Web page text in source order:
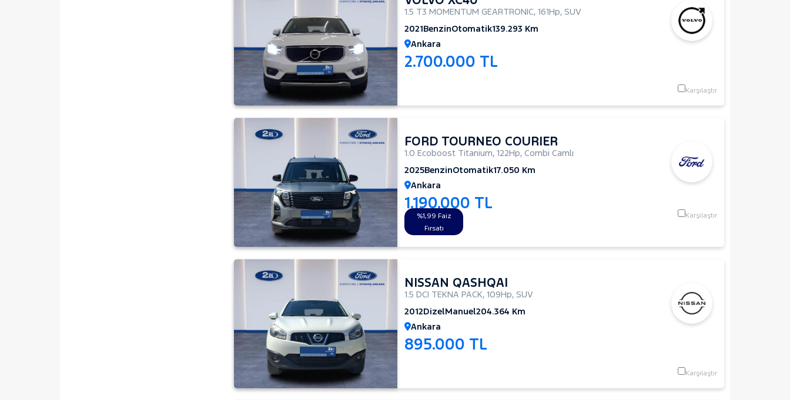
1.5 T3 MOMENTUM GEARTRONIC, 161Hp, SUV
2021BenzinOtomatik139.293 Km
Ankara
2.700.000 TL
Karşılaştır
FORD TOURNEO COURIER
1.0 Ecoboost Titanium, 122Hp, Combi Camlı
2025BenzinOtomatik17.050 Km
Ankara
1.190.000 TL
%1,99 Faiz
Fırsatı
Karşılaştır
NISSAN QASHQAI
1.5 DCI TEKNA PACK, 109Hp, SUV
2012DizelManuel204.364 Km
Ankara
895.000 TL
Karşılaştır